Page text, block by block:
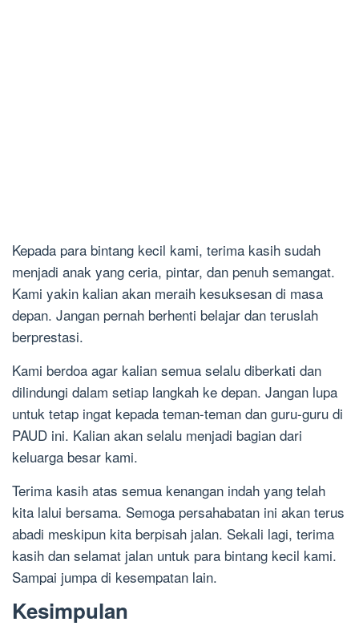
Kepada para bintang kecil kami, terima kasih sudah
menjadi anak yang ceria, pintar, dan penuh semangat.
Kami yakin kalian akan meraih kesuksesan di masa
depan. Jangan pernah berhenti belajar dan teruslah
berprestasi.
Kami berdoa agar kalian semua selalu diberkati dan
dilindungi dalam setiap langkah ke depan. Jangan lupa
untuk tetap ingat kepada teman-teman dan guru-guru di
PAUD ini. Kalian akan selalu menjadi bagian dari
keluarga besar kami.
Terima kasih atas semua kenangan indah yang telah
kita lalui bersama. Semoga persahabatan ini akan terus
abadi meskipun kita berpisah jalan. Sekali lagi, terima
kasih dan selamat jalan untuk para bintang kecil kami.
Sampai jumpa di kesempatan lain.
Kesimpulan